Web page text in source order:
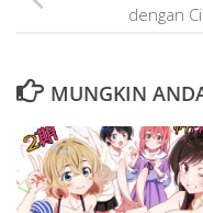
dengan
MUNGKIN